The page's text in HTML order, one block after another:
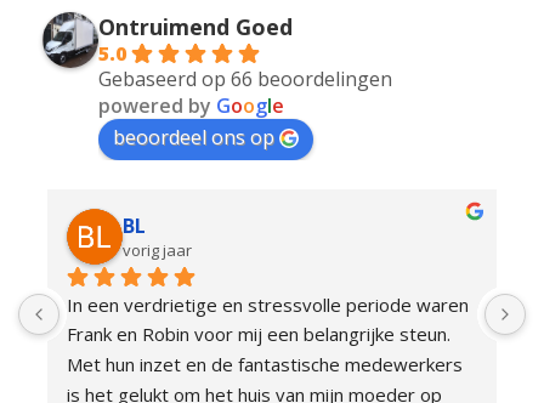
Ontruimend Goed
5.0
Gebaseerd op 66 beoordelingen
powered by Google
beoordeel ons op
BL
vorig jaar
In een verdrietige en stressvolle periode waren
Frank en Robin voor mij een belangrijke steun.
Met hun inzet en de fantastische medewerkers
is het gelukt om het huis van mijn moeder op